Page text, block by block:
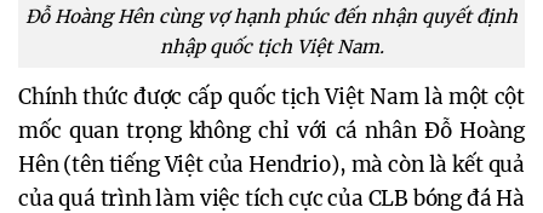
Đỗ Hoàng Hên cùng vợ hạnh phúc đến nhận quyết định
nhập quốc tịch Việt Nam.
Chính thức được cấp quốc tịch Việt Nam là một cột
mốc quan trọng không chỉ với cá nhân Đỗ Hoàng
Hên (tên tiếng Việt của Hendrio), mà còn là kết quả
của quá trình làm việc tích cực của CLB bóng đá Hà